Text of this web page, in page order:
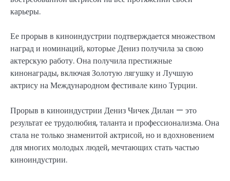
карьеры.
Ее прорыв в киноиндустрии подтверждается множеством
наград и номинаций, которые Дениз получила за свою
актерскую работу. Она получила престижные
кинонаграды, включая Золотую лягушку и Лучшую
актрису на Международном фестивале кино Турции.
Прорыв в киноиндустрии Дениз Чичек Дилан — это
результат ее трудолюбия, таланта и профессионализма. Она
стала не только знаменитой актрисой, но и вдохновением
для многих молодых людей, мечтающих стать частью
киноиндустрии.